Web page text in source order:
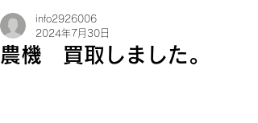
農機 買取しました。
info2926006
2024年7月30日